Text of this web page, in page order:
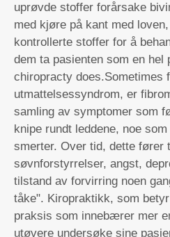
uprøvde stoffer forårsake
med kjøre på kant med
kontrollerte stoffer for å
dem ta pasienten som en hel
chiropracty does.Sometimes
utmattelsessyndrom, er
samling av symptomer som
knipe rundt leddene, noe
smerter. Over tid, dette fører
søvnforstyrrelser, angst,
tilstand av forvirring noen
tåke". Kiropraktikk, som
praksis som innebærer mer
utøvere undersøke sine